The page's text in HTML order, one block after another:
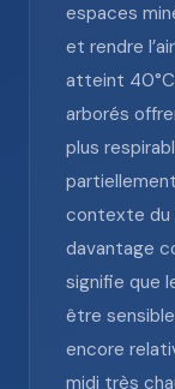
espaces
et rendre
atteint
arborés
plus
contexte du
davantage
signifie que
être
encore
midi très